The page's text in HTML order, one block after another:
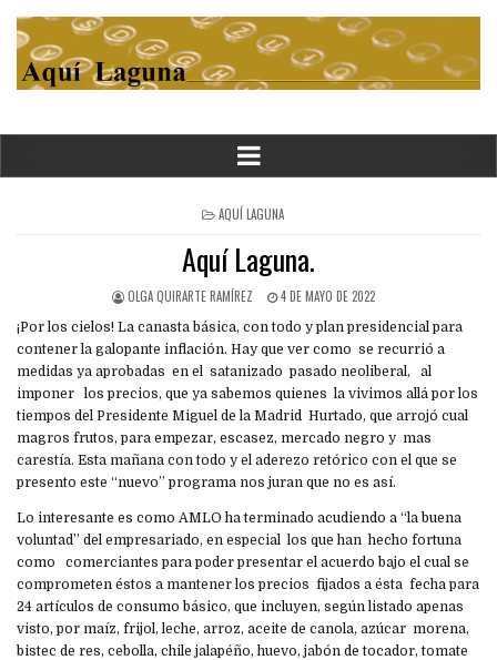
POSTED
IN
AQUÍ LAGUNA
Aquí Laguna.
OLGA QUIRARTE RAMÍREZ 4 DE MAYO DE 2022
¡Por los cielos! La canasta básica, con todo y plan presidencial para
contener la galopante inflación. Hay que ver como se recurrió a
medidas ya aprobadas en el satanizado pasado neoliberal, al
imponer los precios, que ya sabemos quienes la vivimos allá por los
tiempos del Presidente Miguel de la Madrid Hurtado, que arrojó cual
magros frutos, para empezar, escasez, mercado negro y mas
carestía. Esta mañana con todo y el aderezo retórico con el que se
presento este “nuevo” programa nos juran que no es así.
Lo interesante es como AMLO ha terminado acudiendo a “la buena
voluntad” del empresariado, en especial los que han hecho fortuna
como comerciantes para poder presentar el acuerdo bajo el cual se
comprometen éstos a mantener los precios fijados a ésta fecha para
24 artículos de consumo básico, que incluyen, según listado apenas
visto, por maíz, frijol, leche, arroz, aceite de canola, azúcar morena,
bistec de res, cebolla, chile jalapéño, huevo, jabón de tocador, tomate